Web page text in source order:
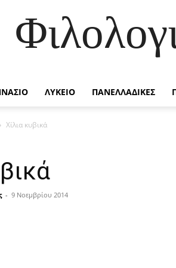
ΛΥΚΕΙΟ ΠΑΝΕΛΛΑΔΙΚΕΣ
Χίλια κυβικά
- 9 Νοεμβρίου 2014